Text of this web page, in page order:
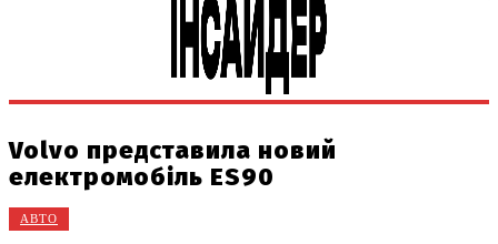
Volvo представила новий
електромобіль ES90
АВТО